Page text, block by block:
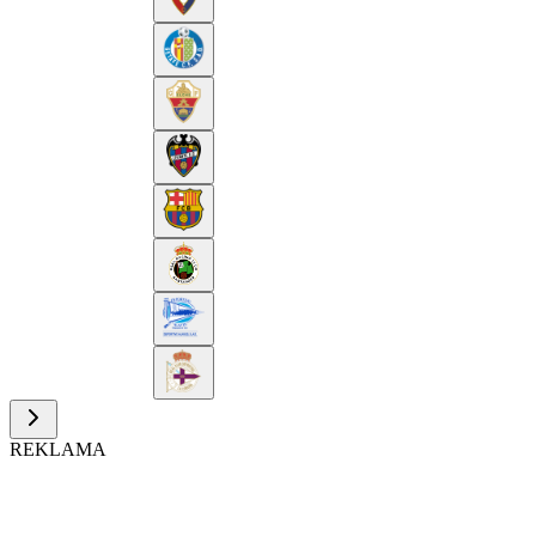
REKLAMA